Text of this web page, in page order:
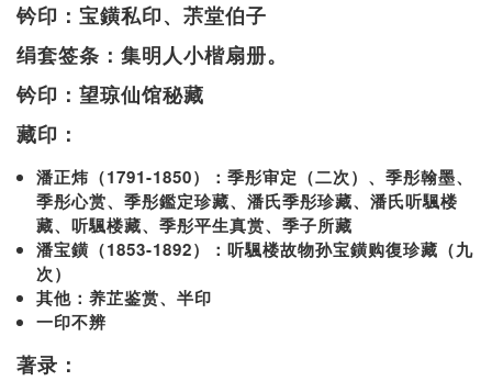
钤印：宝鐄私印、茮堂伯子
绢套签条：集明人小楷扇册。
钤印：望琼仙馆秘藏
藏印：
潘正炜（1791-1850）：季彤审定（二次）、季彤翰墨、
季彤心赏、季彤鑑定珍藏、潘氏季彤珍藏、潘氏听颿楼
藏、听颿楼藏、季彤平生真赏、季子所藏
潘宝鐄（1853-1892）：听颿楼故物孙宝鐄购復珍藏（九
次）
其他：养芷鉴赏、半印
一印不辨
著录：